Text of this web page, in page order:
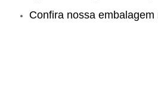
Confira nossa embalagem